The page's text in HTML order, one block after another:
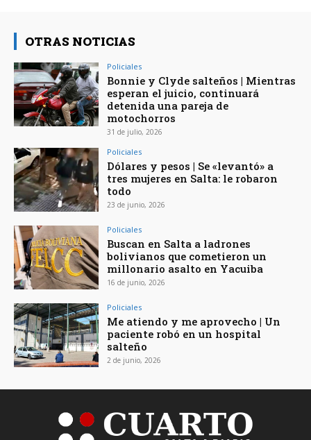
OTRAS NOTICIAS
Policiales
Bonnie y Clyde salteños | Mientras
esperan el juicio, continuará
detenida una pareja de
motochorros
31 de julio, 2026
Policiales
Dólares y pesos | Se «levantó» a
tres mujeres en Salta: le robaron
todo
23 de junio, 2026
Policiales
Buscan en Salta a ladrones
bolivianos que cometieron un
millonario asalto en Yacuiba
16 de junio, 2026
Policiales
Me atiendo y me aprovecho | Un
paciente robó en un hospital
salteño
2 de junio, 2026